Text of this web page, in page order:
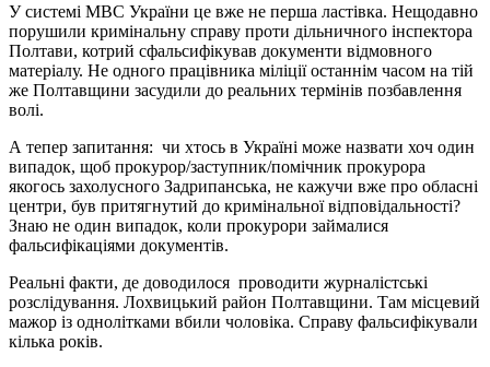
У системі МВС України це вже не перша ластівка. Нещодавно
порушили кримінальну справу проти дільничного інспектора
Полтави, котрий сфальсифікував документи відмовного
матеріалу. Не одного працівника міліції останнім часом на тій
же Полтавщини засудили до реальних термінів позбавлення
волі.
А тепер запитання: чи хтось в Україні може назвати хоч один
випадок, щоб прокурор/заступник/помічник прокурора
якогось захолусного Задрипанська, не кажучи вже про обласні
центри, був притягнутий до кримінальної відповідальності?
Знаю не один випадок, коли прокурори займалися
фальсифікаціями документів.
Реальні факти, де доводилося проводити журналістські
розслідування. Лохвицький район Полтавщини. Там місцевий
мажор із однолітками вбили чоловіка. Справу фальсифікували
кілька років.